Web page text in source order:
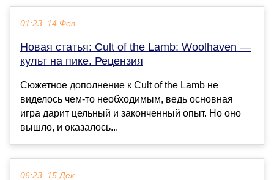
01:23, 14 Фев
Новая статья: Cult of the Lamb: Woolhaven —
культ на пике. Рецензия
Сюжетное дополнение к Cult of the Lamb не
виделось чем-то необходимым, ведь основная
игра дарит цельный и законченный опыт. Но оно
вышло, и оказалось...
06:23, 15 Дек